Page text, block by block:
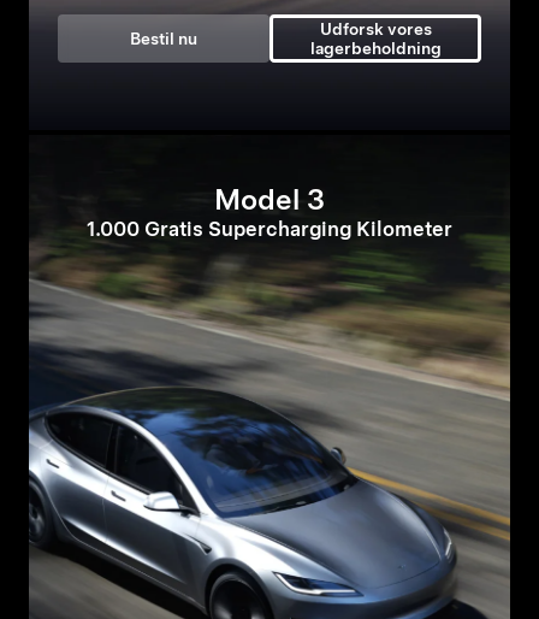
Bestil nu
Udforsk vores
lagerbeholdning
Model 3
1.000 Gratis Supercharging Kilometer